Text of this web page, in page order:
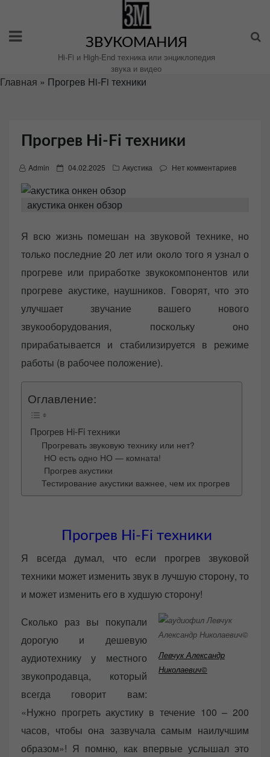
содержимому
ЗВУКОМАНИЯ
Hi-Fi и High-End техника или энциклопедия
звука и видео
Главная » Прогрев Hi-Fi техники
Прогрев Hi-Fi техники
Admin
P
s
t
d
o
04.02.2025 Акустика Нет комментариев
акустика онкен обзор
Я всю жизнь помешан на звуковой технике, но
только последние 20 лет или около того я узнал о
прогреве или приработке звукокомпонентов или
прогреве акустике, наушников. Говорят, что это
улучшает звучание вашего нового
звукооборудования, поскольку оно
прирабатывается и стабилизируется в режиме
работы (в рабочее положение).
Оглавление:
Прогрев Hi-Fi техники
Прогревать звуковую технику или нет?
НО есть одно НО — комната!
Прогрев акустики
Тестирование акустики важнее, чем их прогрев
Прогрев Hi-Fi техники
Я всегда думал, что если прогрев звуковой
техники может изменить звук в лучшую сторону, то
и может изменить его в худшую сторону!
Левчук Александр
Николаевич©
Сколько раз вы покупали
дорогую и дешевую
аудиотехнику у местного
звукопродавца, который
всегда говорит вам:
«Нужно прогреть акустику в течение 100 – 200
часов, чтобы она зазвучала самым наилучшим
образом»! Я помню, как впервые услышал это